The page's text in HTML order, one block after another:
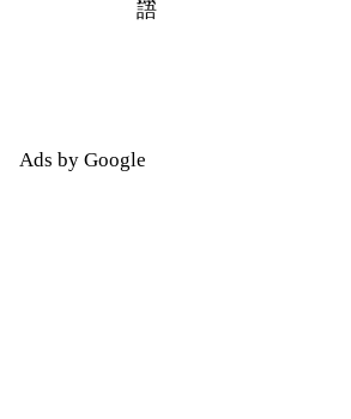
漢字検索
Ads by Google
漢字検索